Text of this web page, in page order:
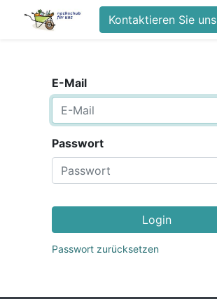
Kontaktieren Sie uns
E-Mail
Passwort
Login
Passwort zurücksetzen